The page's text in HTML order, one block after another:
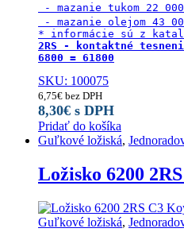
- mazanie tukom 22
- mazanie olejom 43
2RS - kontaktné
6800 = 61800
SKU: 100075
6,75€ bez DPH
8,30€ s DPH
Pridať do košíka
Guľkové ložiská,
Ložisko 6200
Guľkové ložiská,